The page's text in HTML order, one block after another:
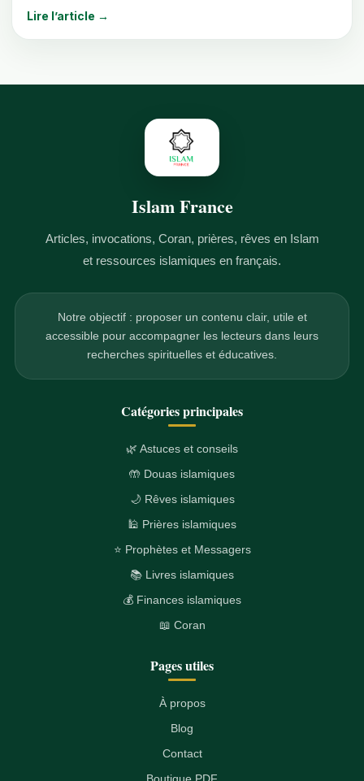
Lire l’article →
Islam France
Articles, invocations, Coran, prières, rêves en Islam
et ressources islamiques en français.
Notre objectif : proposer un contenu clair, utile et
accessible pour accompagner les lecteurs dans leurs
recherches spirituelles et éducatives.
Catégories principales
🌿 Astuces et conseils
🤲 Douas islamiques
🌙 Rêves islamiques
🕌 Prières islamiques
⭐ Prophètes et Messagers
📚 Livres islamiques
💰 Finances islamiques
📖 Coran
Pages utiles
À propos
Blog
Contact
Boutique PDF